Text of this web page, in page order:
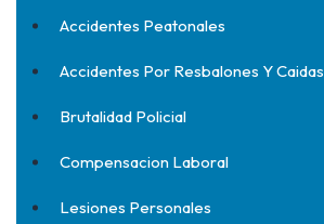
Accidentes Peatonales
Accidentes Por Resbalones Y Caidas
Brutalidad Policial
Compensacion Laboral
Lesiones Personales